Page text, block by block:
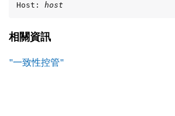
Host: host
相關資訊
"一致性控管"